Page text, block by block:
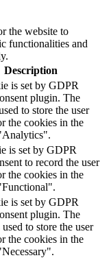
the website to
functionalities and
Description
is set by GDPR
plugin. The
to store the user
the cookies in the
is set by GDPR
to record the user
the cookies in the
is set by GDPR
plugin. The
to store the user
the cookies in the